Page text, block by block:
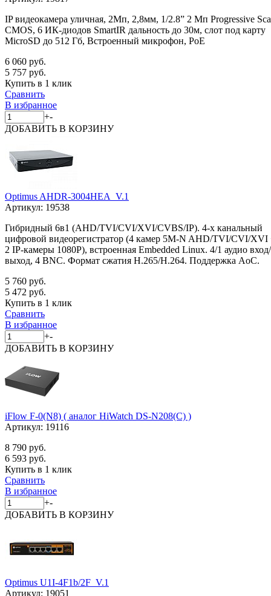
IP видеокамера уличная, 2Мп, 2,8мм, 1/2.8” 2 Мп Progressive
CMOS, 6 ИК-диодов SmartIR дальность до 30м, слот под карту
MicroSD до 512 Гб, Встроенный микрофон, PoE
6 060 руб.
5 757 руб.
Купить в 1 клик
Сравнить
В избранное
+-
ДОБАВИТЬ В КОРЗИНУ
Optimus AHDR-3004HEA_V.1
Артикул: 19538
Гибридный 6в1 (AHD/TVI/CVI/XVI/CVBS/IP). 4-х канальный
цифровой видеорегистратор (4 камер 5M-N AHD/TVI/CVI/XVI
2 IP-камеры 1080P), встроенная Embedded Linux. 4/1 аудио вход/
выход, 4 BNC. Формат сжатия H.265/H.264. Поддержка AoC.
5 760 руб.
5 472 руб.
Купить в 1 клик
Сравнить
В избранное
+-
ДОБАВИТЬ В КОРЗИНУ
iFlow F-0(N8) ( аналог HiWatch DS-N208(C) )
Артикул: 19116
8 790 руб.
6 593 руб.
Купить в 1 клик
Сравнить
В избранное
+-
ДОБАВИТЬ В КОРЗИНУ
Optimus U1I-4F1b/2F_V.1
Артикул: 19051